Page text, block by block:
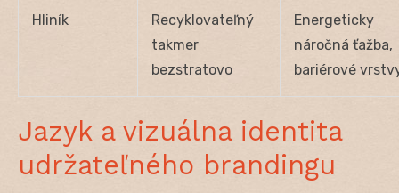
Hliník
Recyklovateľný
takmer
bezstratovo
Energeticky
náročná ťažba,
bariérové
Jazyk a vizuálna identita
udržateľného brandingu